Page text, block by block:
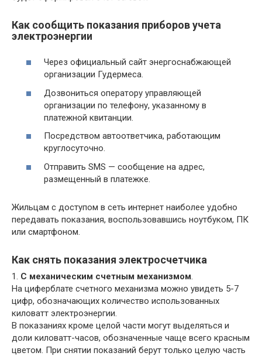
Как сообщить показания приборов учета
электроэнергии
Через официальный сайт энергоснабжающей
организации Гудермеса.
Дозвониться оператору управляющей
организации по телефону, указанному в
платежной квитанции.
Посредством автоответчика, работающим
круглосуточно.
Отправить SMS — сообщение на адрес,
размещенный в платежке.
Жильцам с доступом в сеть интернет наиболее удобно
передавать показания, воспользовавшись ноутбуком, ПК
или смартфоном.
Как снять показания электросчетчика
1. С механическим счетным механизмом.
На циферблате счетного механизма можно увидеть 5-7
цифр, обозначающих количество использованных
киловатт электроэнергии.
В показаниях кроме целой части могут выделяться и
доли киловатт-часов, обозначенные чаще всего красным
цветом. При снятии показаний берут только целую часть